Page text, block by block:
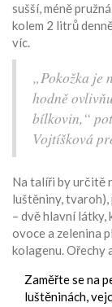
sušší, méně
kolem 2 litrů
víc.
„Pokožka je
hodně
bílkovin,“
Vojtíšková
Na talíři by určitě
luštěniny,
– dvě hlavní látky,
ovoce a zelenina
kolagenu. Ořechy
Zaměřte se na
luštěninách,